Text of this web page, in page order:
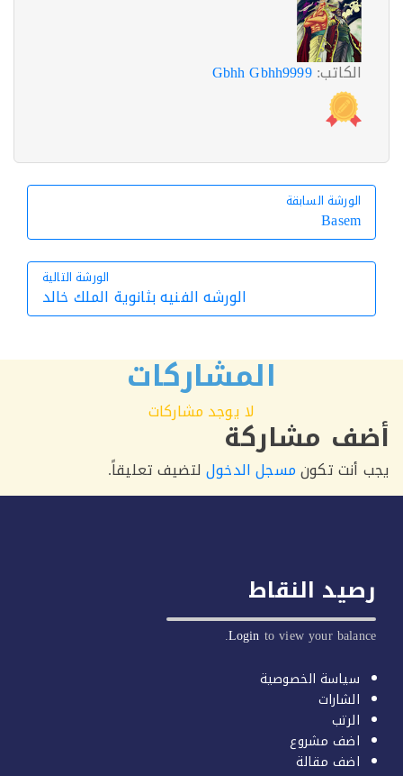
الكاتب:Gbhh Gbhh9999
الورشة السابقة
الورشة السابقة
Basem
الورشة التالية
الورشة
الورشه الفنيه بثانوية الملك خالد
المشاركات
لا يوجد مشاركات
مشاركة
تكونمسجل الدخوللتضيف تعليقاً.
النقاط
Loginto view your
سياسة الخصوصية
الشارات
الرتب
اضف مشروع
اضف مقالة